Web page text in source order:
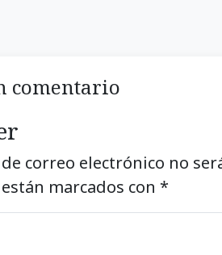
comentario
correo electrónico no
marcados con *